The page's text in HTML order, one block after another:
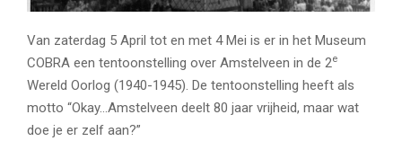
Van zaterdag 5 April tot en met 4 Mei is er in het Museum
COBRA een tentoonstelling over Amstelveen in de 2e
Wereld Oorlog (1940-1945). De tentoonstelling heeft als
motto “Okay…Amstelveen deelt 80 jaar vrijheid, maar wat
doe je er zelf aan?”